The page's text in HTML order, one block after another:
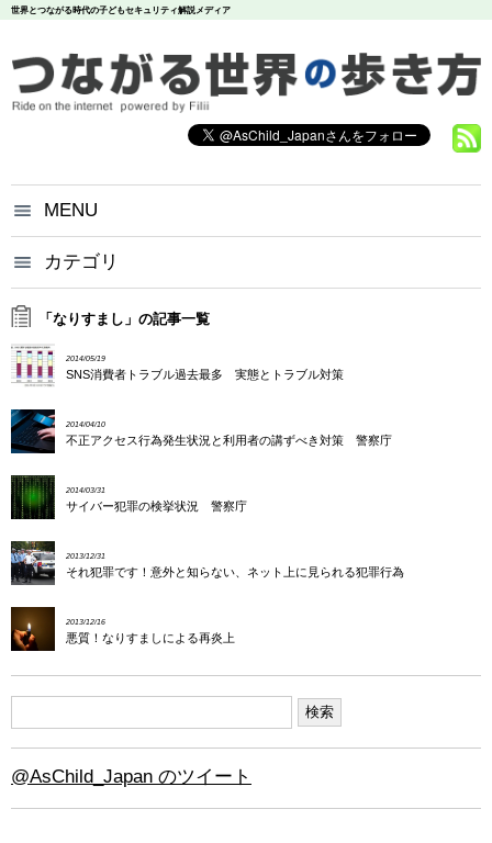
世界とつながる時代の子どもセキュリティ解説メディア
MENU
つながる世界の歩き方とは？
カテゴリ
いじめ
犯罪
炎上
調査データ
「なりすまし」の記事一覧
2014/05/19
SNS消費者トラブル過去最多 実態とトラブル対策
2014/04/10
不正アクセス行為発生状況と利用者の講ずべき対策 警察庁
2014/03/31
サイバー犯罪の検挙状況 警察庁
2013/12/31
それ犯罪です！意外と知らない、ネット上に見られる犯罪行為
2013/12/16
悪質！なりすましによる再炎上
@AsChild_Japan のツイート